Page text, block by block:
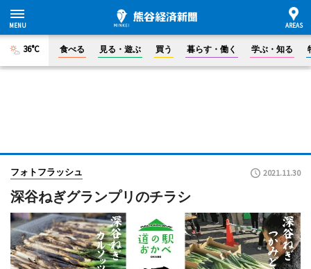
36°C 食べる 見る・遊ぶ 買う 暮らす・働く 学ぶ・知る
フォトフラッシュ 2021.11.30
深谷ねぎグランプリのチラシ